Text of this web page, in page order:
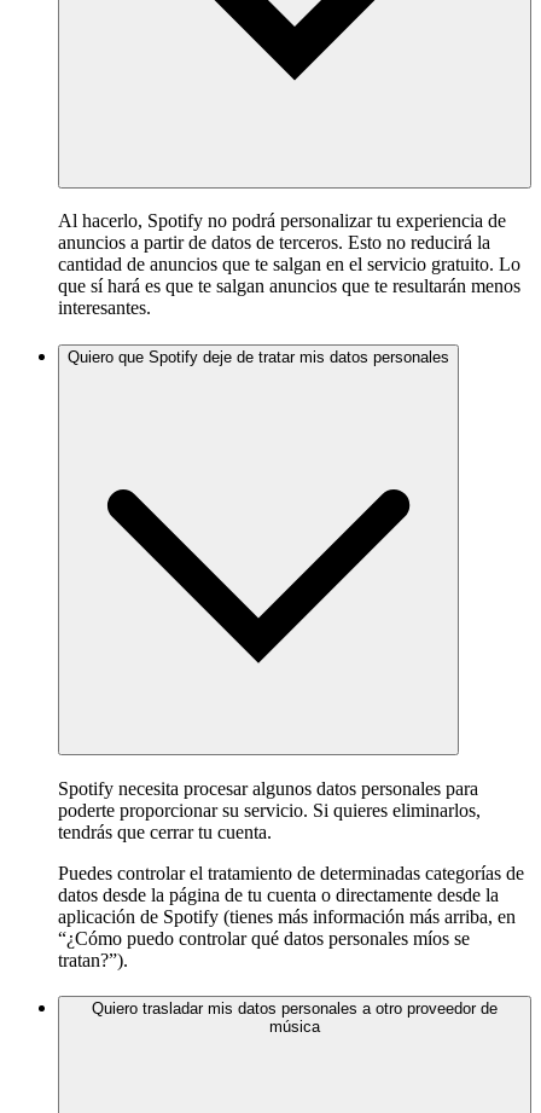
Al hacerlo, Spotify no podrá personalizar tu experiencia de
anuncios a partir de datos de terceros. Esto no reducirá la
cantidad de anuncios que te salgan en el servicio gratuito. Lo
que sí hará es que te salgan anuncios que te resultarán menos
interesantes.
Quiero que Spotify deje de tratar mis datos personales
Spotify necesita procesar algunos datos personales para
poderte proporcionar su servicio. Si quieres eliminarlos,
tendrás que cerrar tu cuenta.
Puedes controlar el tratamiento de determinadas categorías de
datos desde la página de tu cuenta o directamente desde la
aplicación de Spotify (tienes más información más arriba, en
“¿Cómo puedo controlar qué datos personales míos se
tratan?”).
Quiero trasladar mis datos personales a otro proveedor de
música